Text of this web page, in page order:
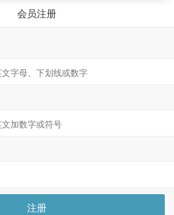
会员注册
注册